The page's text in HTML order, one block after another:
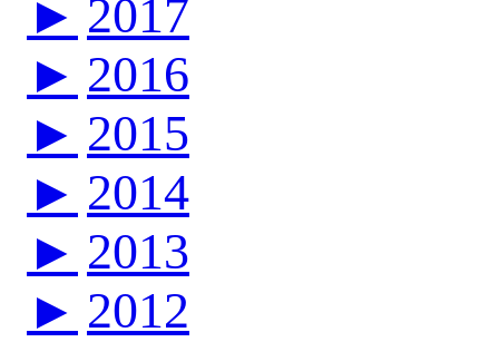
► 2017
► 2016
► 2015
► 2014
► 2013
► 2012